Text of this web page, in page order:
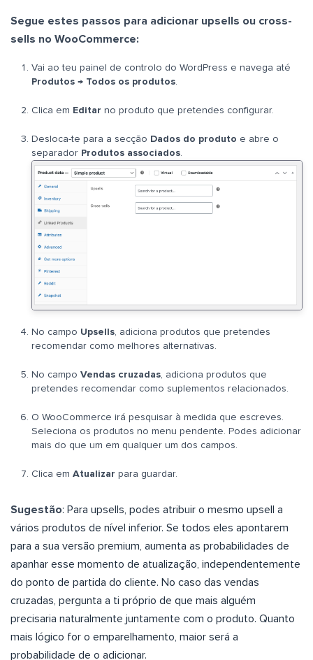
Segue estes passos para adicionar upsells ou cross-
sells no WooCommerce:
Vai ao teu painel de controlo do WordPress e navega até
Produtos → Todos os produtos
Clica em Editar no produto que pretendes configurar.
Desloca-te para a secção Dados do produto e abre o
separador Produtos associados
No campo Upsells, adiciona produtos que pretendes
recomendar como melhores alternativas.
No campo Vendas cruzadas, adiciona produtos que
pretendes recomendar como suplementos relacionados.
O WooCommerce irá pesquisar à medida que escreves.
Seleciona os produtos no menu pendente. Podes adicionar
mais do que um em qualquer um dos campos.
Clica em Atualizar para guardar.
Sugestão: Para upsells, podes atribuir o mesmo upsell a
vários produtos de nível inferior. Se todos eles apontarem
para a sua versão premium, aumenta as probabilidades de
apanhar esse momento de atualização, independentemente
do ponto de partida do cliente. No caso das vendas
cruzadas, pergunta a ti próprio de que mais alguém
precisaria naturalmente juntamente com o produto. Quanto
mais lógico for o emparelhamento, maior será a
probabilidade de o adicionar.